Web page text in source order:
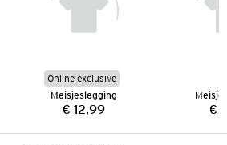
Online exclusive
Meisjeslegging
Prijs:
€ 12,99 €